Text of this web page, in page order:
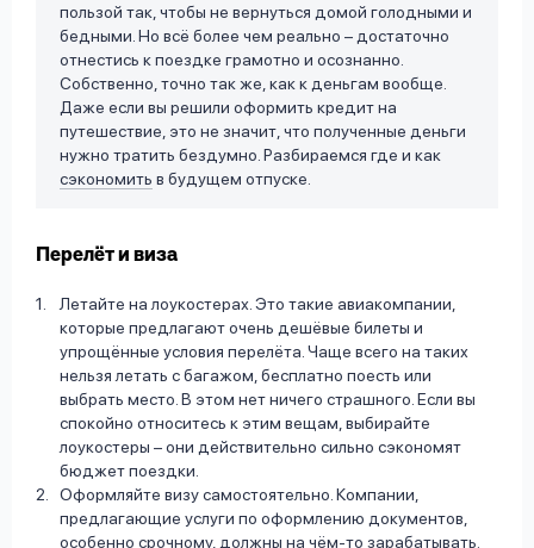
пользой так, чтобы не вернуться домой голодными и
бедными. Но всё более чем реально – достаточно
отнестись к поездке грамотно и осознанно.
Собственно, точно так же, как к деньгам вообще.
Даже если вы решили оформить кредит на
путешествие, это не значит, что полученные деньги
нужно тратить бездумно. Разбираемся где и как
сэкономить в будущем отпуске.
Перелёт и виза
Летайте на лоукостерах. Это такие авиакомпании,
которые предлагают очень дешёвые билеты и
упрощённые условия перелёта. Чаще всего на таких
нельзя летать с багажом, бесплатно поесть или
выбрать место. В этом нет ничего страшного. Если вы
спокойно относитесь к этим вещам, выбирайте
лоукостеры – они действительно сильно сэкономят
бюджет поездки.
Оформляйте визу самостоятельно. Компании,
предлагающие услуги по оформлению документов,
особенно срочному, должны на чём-то зарабатывать.
Войти под другим номером
вопросы